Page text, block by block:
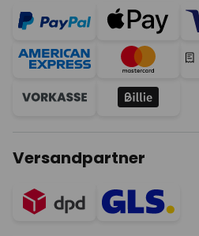
Versandpartner